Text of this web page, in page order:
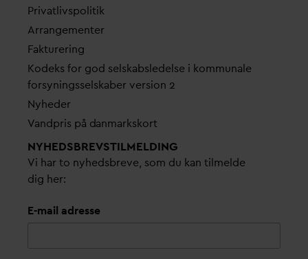
Privatlivspolitik
Arrangementer
Fakturering
Kodeks for god selskabsledelse i kommunale
forsyningsselskaber version 2
Nyheder
Vandpris på danmarkskort
NYHEDSBREVS­TILMELDING
Vi har to nyhedsbreve, som du kan tilmelde
dig her:
E-mail adresse